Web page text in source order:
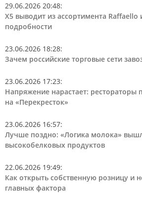
29.06.2026 20:48:
Х5 выводит из ассортимента Raffaello
подробности
23.06.2026 18:28:
Зачем российские торговые сети
23.06.2026 17:23:
Напряжение нарастает: рестораторы
на «Перекресток»
23.06.2026 16:57:
Лучше поздно: «Логика молока»
высокобелковых продуктов
22.06.2026 19:49:
Как открыть собственную розницу и
главных фактора